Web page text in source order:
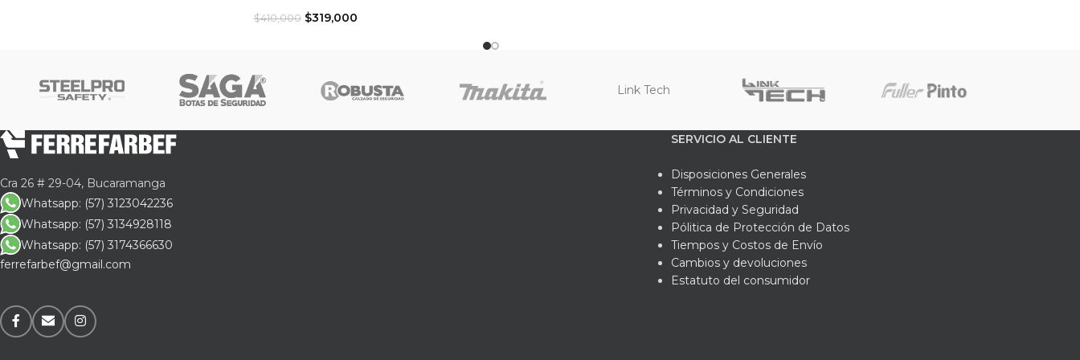
de la tranquilidad de tener la mejor protección y ajuste en tu casco. Es la elección inteligente para profesionales
exigentes como tú.
$410,000 $319,000
Link Tech
Cra 26 # 29-04, Bucaramanga
Whatsapp: (57) 3123042236
Whatsapp: (57) 3134928118
Whatsapp: (57) 3174366630
ferrefarbef@gmail.com
SERVICIO AL CLIENTE
Disposiciones Generales
Términos y Condiciones
Privacidad y Seguridad
Pólitica de Protección de Datos
Tiempos y Costos de Envío
Cambios y devoluciones
Estatuto del consumidor